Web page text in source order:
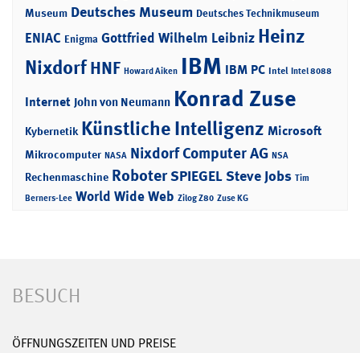
Museum Deutsches Museum Deutsches Technikmuseum
ENIAC Enigma Gottfried Wilhelm Leibniz Heinz
NixdorfHNF Howard Aiken IBM IBM PC Intel Intel 8088
Internet John von Neumann Konrad Zuse
Kybernetik Künstliche Intelligenz Microsoft
Mikrocomputer NASA Nixdorf Computer AG NSA
Rechenmaschine RoboterSPIEGELSteve Jobs Tim
Berners-Lee World Wide Web Zilog Z80 Zuse KG
BESUCH
ÖFFNUNGSZEITEN UND PREISE